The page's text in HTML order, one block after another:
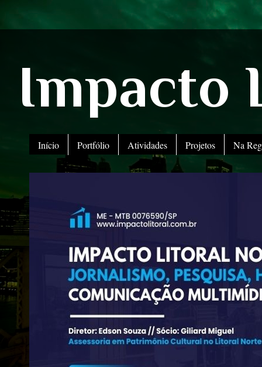
Impacto
Início Portfólio Atividades Projetos Na